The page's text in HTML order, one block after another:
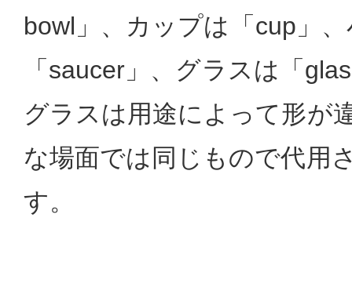
bowl」、カップは「cup」
「saucer」、グラスは「
グラスは用途によって形が
な場面では同じもので代用
す。